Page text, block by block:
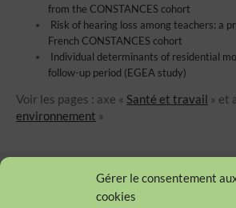
Gérer le consentement
cookies
from the CONSTANCES cohort
Risk of hearing loss among teachers: a
French CONSTANCES cohort
Individual determinants of residential
follow-up period (EGEA study)
Voir les pages : axe « Santé et travail » et
environnement »